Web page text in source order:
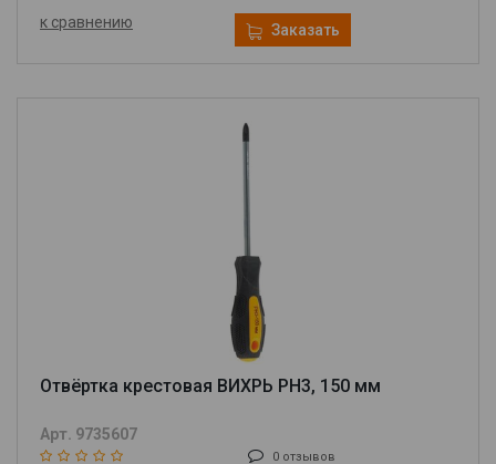
к сравнению Заказать
Отвёртка крестовая ВИХРЬ PH3, 150 мм
Арт. 9735607
0 отзывов